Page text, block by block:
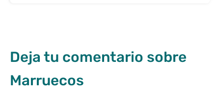
Deja tu comentario sobre
Marruecos